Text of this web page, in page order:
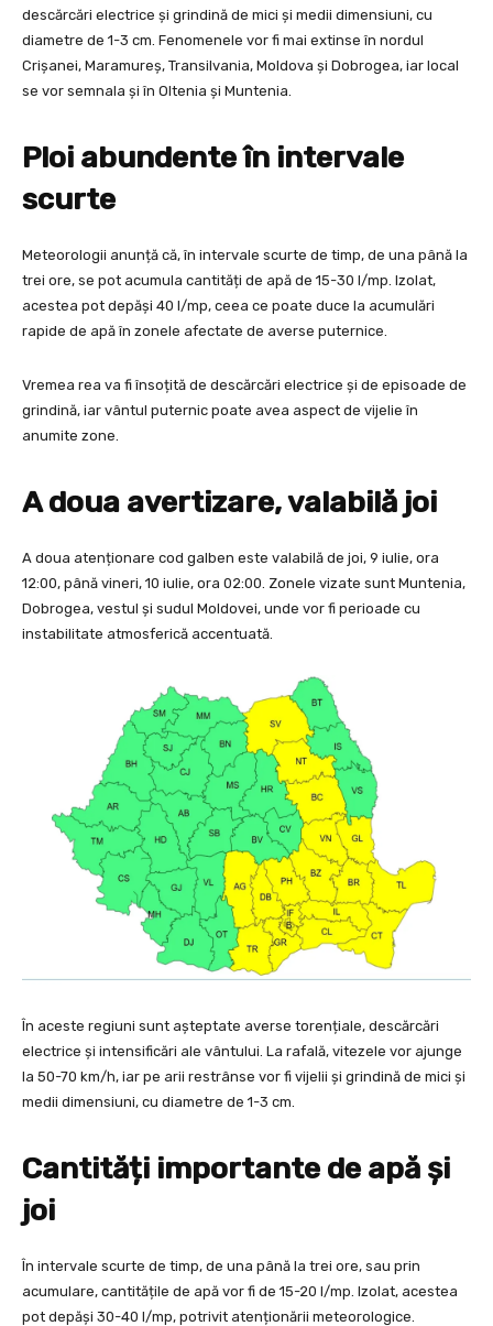
descărcări electrice și grindină de mici și medii dimensiuni, cu
diametre de 1-3 cm. Fenomenele vor fi mai extinse în nordul
Crișanei, Maramureș, Transilvania, Moldova și Dobrogea, iar local
se vor semnala și în Oltenia și Muntenia.
Ploi abundente în intervale
scurte
Meteorologii anunță că, în intervale scurte de timp, de una până la
trei ore, se pot acumula cantități de apă de 15-30 l/mp. Izolat,
acestea pot depăși 40 l/mp, ceea ce poate duce la acumulări
rapide de apă în zonele afectate de averse puternice.
Vremea rea va fi însoțită de descărcări electrice și de episoade de
grindină, iar vântul puternic poate avea aspect de vijelie în
anumite zone.
A doua avertizare, valabilă joi
A doua atenționare cod galben este valabilă de joi, 9 iulie, ora
12:00, până vineri, 10 iulie, ora 02:00. Zonele vizate sunt Muntenia,
Dobrogea, vestul și sudul Moldovei, unde vor fi perioade cu
instabilitate atmosferică accentuată.
În aceste regiuni sunt așteptate averse torențiale, descărcări
electrice și intensificări ale vântului. La rafală, vitezele vor ajunge
la 50-70 km/h, iar pe arii restrânse vor fi vijelii și grindină de mici și
medii dimensiuni, cu diametre de 1-3 cm.
Cantități importante de apă și
joi
În intervale scurte de timp, de una până la trei ore, sau prin
acumulare, cantitățile de apă vor fi de 15-20 l/mp. Izolat, acestea
pot depăși 30-40 l/mp, potrivit atenționării meteorologice.